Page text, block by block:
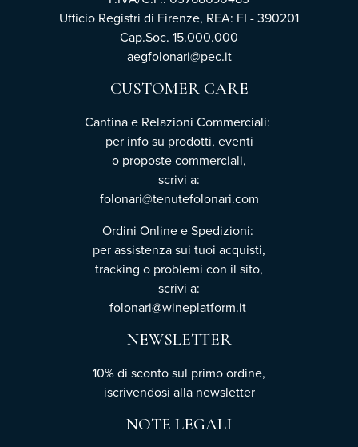
Ufficio Registri di Firenze, REA: FI - 390201
Cap.Soc. 15.000.000
aegfolonari@pec.it
CUSTOMER CARE
Cantina e Relazioni Commerciali:
per info su prodotti, eventi
o proposte commerciali,
scrivi a:
folonari@tenutefolonari.com
Ordini Online e Spedizioni:
per assistenza sui tuoi acquisti,
tracking o problemi con il sito,
scrivi a:
folonari@wineplatform.it
NEWSLETTER
10% di sconto sul primo ordine,
iscrivendosi alla newsletter
NOTE LEGALI